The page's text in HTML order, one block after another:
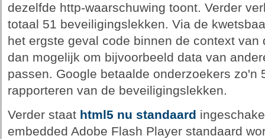
dezelfde http-waarschuwing toont. Verder
totaal 51 beveiligingslekken. Via de
het ergste geval code binnen de context van
dan mogelijk om bijvoorbeeld data van
passen. Google betaalde onderzoekers zo'n
rapporteren van de beveiligingslekken.
Verder staat html5 nu standaard
embedded Adobe Flash Player standaard